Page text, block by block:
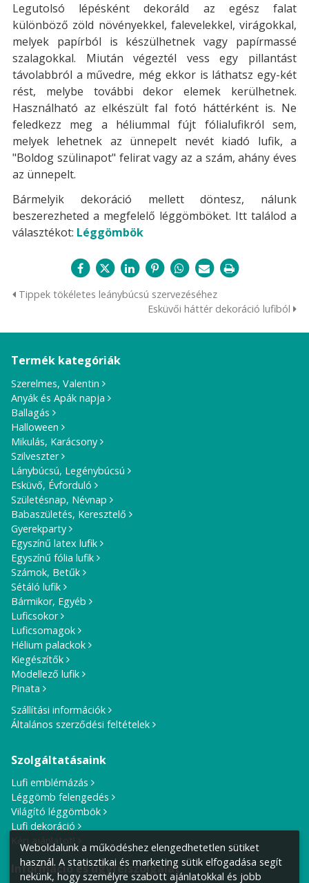
Legutolsó lépésként dekoráld az egész falat
különböző zöld növényekkel, falevelekkel, virágokkal,
melyek papírból is készülhetnek vagy papírmassé
szalagokkal. Miután végeztél vess egy pillantást
távolabbról a művedre, még ekkor is láthatsz egy-két
rést, melybe további dekor elemek kerülhetnek.
Használható az elkészült fal fotó háttérként is. Ne
feledkezz meg a héliummal fújt fólialufikról sem,
melyek lehetnek az ünnepelt nevét kiadó lufik, a
"Boldog szülinapot" felirat vagy az a szám, ahány éves
az ünnepelt.
Bármelyik dekoráció mellett döntesz, nálunk
beszerezheted a megfelelő léggömböket. Itt találod a
választékot: Léggömbök
Tippek tökéletes leánybúcsú szervezéséhez
Esküvői háttér dekoráció lufiból
Termék kategóriák
Szerelmes, Valentin
Anyák és Apák napja
Ballagás
Halloween
Mikulás, Karácsony
Szilveszter
Lánybúcsú, Legénybúcsú
Esküvő, Évforduló
Születésnap, Névnap
Babaszületés, Keresztelő
Gyerekparty
Egyszínű latex lufik
Egyszínű fólia lufik
Számok, Betűk
Sétáló lufik
Bármikor, Egyéb
Luficsokor
Luficsomagok
Hélium palackok
Kiegészítők
Modellező lufik
Pinata
Szállítási információk
Általános szerződési feltételek
Szolgáltatásaink
Lufi emblémázás
Léggömb felengedés
Világító léggömbök
Lufi dekoráció
Kérj ajánlatot!
Információ és ügyfélszolgálat
Weboldalunk a működéshez elengedhetetlen sütiket
használ. A statisztikai és marketing sütik elfogadása segít
nekünk, hogy személyre szabott ajánlatokkal és jobb